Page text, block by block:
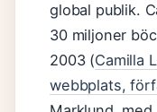
global publik.
30 miljoner
2003 (Camilla
webbplats,